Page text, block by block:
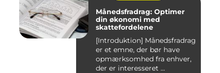
Månedsfradrag: Optimer
din økonomi med
skattefordelene
[Introduktion] Månedsfradrag
er et emne, der bør have
opmærksomhed fra enhver,
der er interesseret ...